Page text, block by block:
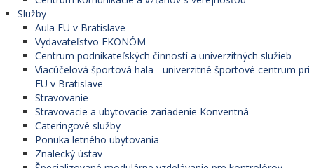
Služby
Aula EU v Bratislave
Vydavateľstvo EKONÓM
Centrum podnikateľských činností a univerzitných služieb
Viacúčelová športová hala - univerzitné športové centrum pri
EU v Bratislave
Stravovanie
Stravovacie a ubytovacie zariadenie Konventná
Cateringové služby
Ponuka letného ubytovania
Znalecký ústav